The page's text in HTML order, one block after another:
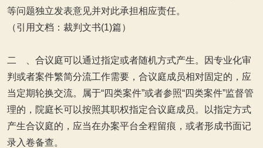
等问题独立发表意见并对此承担相应责任。
（引用文档：裁判文书(1)篇）
二 、合议庭可以通过指定或者随机方式产生。因专业化审
判或者案件繁简分流工作需要，合议庭成员相对固定的，应
当定期轮换交流。属于“四类案件”或者参照“四类案件”监督管
理的，院庭长可以按照其职权指定合议庭成员。以指定方式
产生合议庭的，应当在办案平台全程留痕，或者形成书面记
录入卷备查。